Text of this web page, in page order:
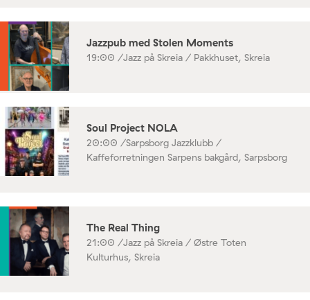
Jazzpub med Stolen Moments
19:00 /Jazz på Skreia / Pakkhuset, Skreia
Soul Project NOLA
20:00 /Sarpsborg Jazzklubb /
Kaffeforretningen Sarpens bakgård, Sarpsborg
The Real Thing
21:00 /Jazz på Skreia / Østre Toten
Kulturhus, Skreia